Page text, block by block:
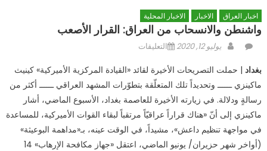
اخبار العراق الاخبار الاخبار المحلية
واشنطن والانسحاب من العراق: القرار الأصعب
Posted
يوليو 12, 2020Author التعليقاتعلى
والانسحاب
من
العراق:
القرار
الأصعب
مغلقة
بغداد | حملت التصريحات الأخيرة لقائد «القيادة المركزية الأميركية» كينيث
ماكينزي ــــــ وتحديداً تلك المتعلّقة بتطوّرات المشهد العراقي ــــــ أكثر من
رسالةٍ ودلالة. في زيارته الأخيرة للعاصمة بغداد، الأسبوع الماضي، أشار
ماكينزي إلى أنّ «هناك قراراً عراقيّاً مرتقباً لبقاء القوات الأميركية، للمساعدة
في مواجهة تنظيم داعش»، مشيداً، في الوقت عينه، بـ«مداهمة البوعيثة»
(أواخر شهر حزيران/ يونيو الماضي، اعتقل «جهاز مكافحة الإرهاب» 14